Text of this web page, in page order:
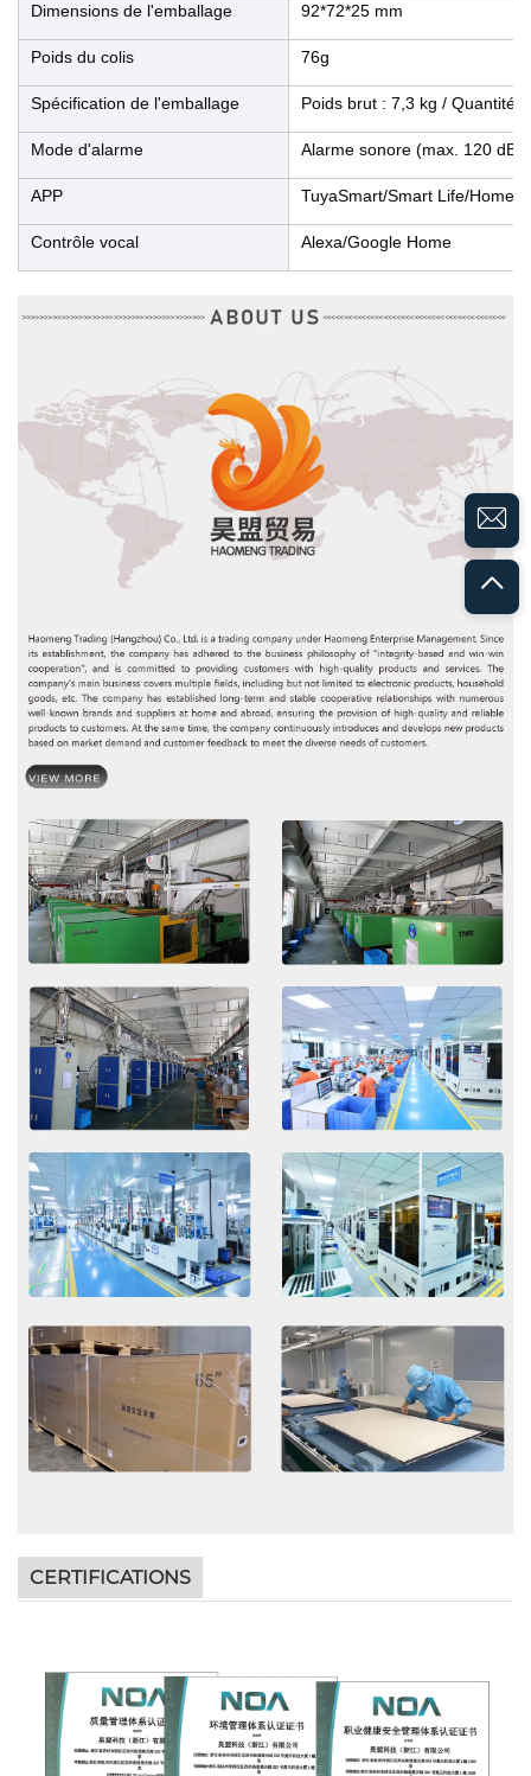
Dimensions de l'emballage 92*72*25 mm
Poids du colis 76g
Spécification de l'emballage Poids brut : 7,3 kg / Quantité
Mode d'alarme Alarme sonore (max. 120 dB)
APP TuyaSmart/Smart Life/Home
Contrôle vocal Alexa/Google Home
CERTIFICATIONS